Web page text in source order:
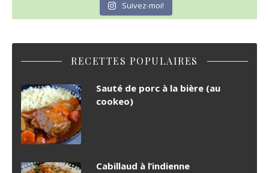
Suivez-moi!
RECETTES POPULAIRES
Sauté de porc à la bière (au
cookeo)
Cabillaud à l’indienne